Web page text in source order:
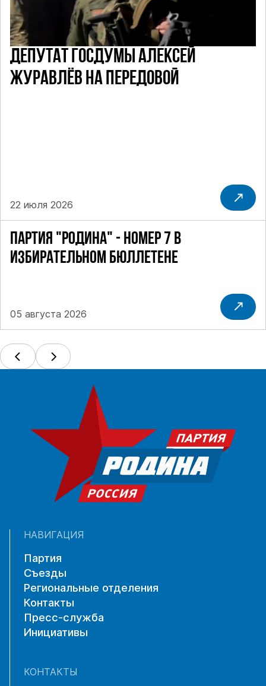
ПАРТИЯ "РОДИНА" - НОМЕР 7 В
ИЗБИРАТЕЛЬНОМ БЮЛЛЕТЕНЕ
05 августа 2026
ДЕПУТАТ ГОСДУМЫ АЛЕКСЕЙ
ЖУРАВЛЁВ НА ПЕРЕДОВОЙ
22 июля 2026
НАВИГАЦИЯ
Партия
Съезды
Региональные отделения
Контакты
Пресс-служба
Инициативы
КОНТАКТЫ